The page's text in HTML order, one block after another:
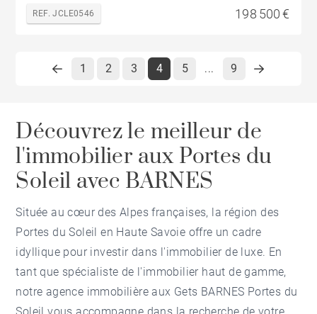
REF. JCLE0546 198 500 €
1 2 3 4 5 ... 9
Découvrez le meilleur de
l'immobilier aux Portes du
Soleil avec BARNES
Située au cœur des Alpes françaises, la région des
Portes du Soleil en Haute Savoie offre un cadre
idyllique pour investir dans l'immobilier de luxe. En
tant que spécialiste de l'immobilier haut de gamme,
notre agence immobilière aux Gets BARNES Portes du